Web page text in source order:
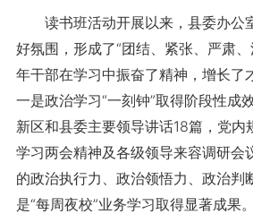
读书班活动开展以来，县委办公室
好氛围，形成了“团结、紧张、严肃
年干部在学习中振奋了精神，增长了
一是政治学习“一刻钟”取得阶段性成
新区和县委主要领导讲话18篇，党内
学习两会精神及各级领导来容调研会
的政治执行力、政治领悟力、政治判
是“每周夜校”业务学习取得显著成果